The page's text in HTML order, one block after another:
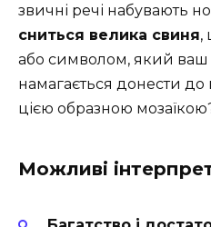
звичні речі набувають
сниться велика свиня,
або символом, який ваш
намагається донести до
цією образною
Можливі